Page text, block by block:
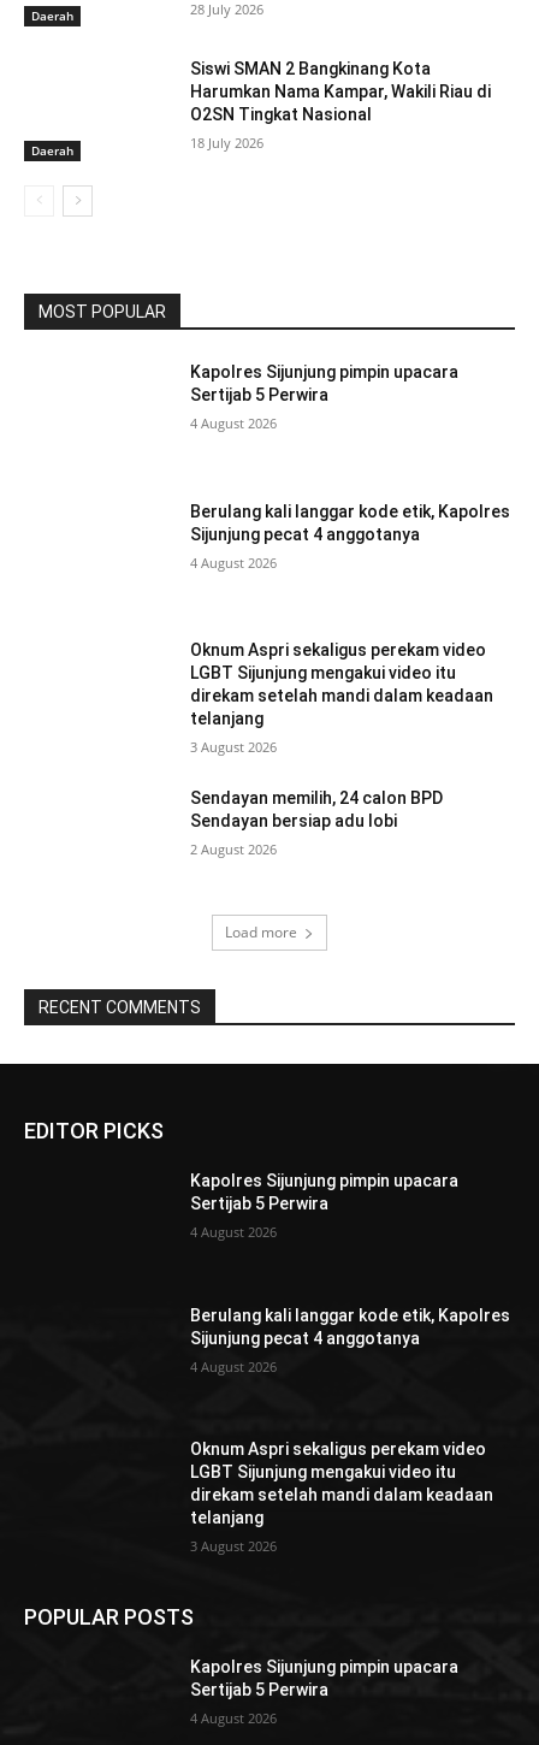
Daerah 28 July 2026
Daerah
Siswi SMAN 2 Bangkinang Kota
Harumkan Nama Kampar, Wakili Riau di
O2SN Tingkat Nasional
18 July 2026
MOST POPULAR
Kapolres Sijunjung pimpin upacara
Sertijab 5 Perwira
4 August 2026
Berulang kali langgar kode etik, Kapolres
Sijunjung pecat 4 anggotanya
4 August 2026
Oknum Aspri sekaligus perekam video
LGBT Sijunjung mengakui video itu
direkam setelah mandi dalam keadaan
telanjang
3 August 2026
Sendayan memilih, 24 calon BPD
Sendayan bersiap adu lobi
2 August 2026
Load more
RECENT COMMENTS
EDITOR PICKS
Kapolres Sijunjung pimpin upacara
Sertijab 5 Perwira
4 August 2026
Berulang kali langgar kode etik, Kapolres
Sijunjung pecat 4 anggotanya
4 August 2026
Oknum Aspri sekaligus perekam video
LGBT Sijunjung mengakui video itu
direkam setelah mandi dalam keadaan
telanjang
3 August 2026
POPULAR POSTS
Kapolres Sijunjung pimpin upacara
Sertijab 5 Perwira
4 August 2026